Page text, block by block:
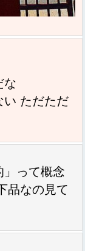
な
い ただただ
」って概念
品なの見て